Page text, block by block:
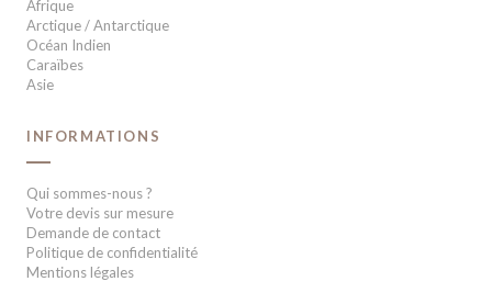
Afrique
Arctique / Antarctique
Océan Indien
Caraïbes
Asie
INFORMATIONS
Qui sommes-nous ?
Votre devis sur mesure
Demande de contact
Politique de confidentialité
Mentions légales